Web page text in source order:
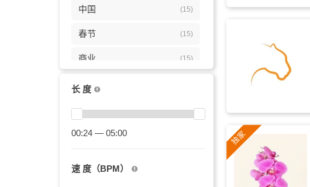
中国 (15)
春节 (15)
商业 (15)
欢快
明亮
新年
长 度
00:24 — 05:00
速 度（BPM）